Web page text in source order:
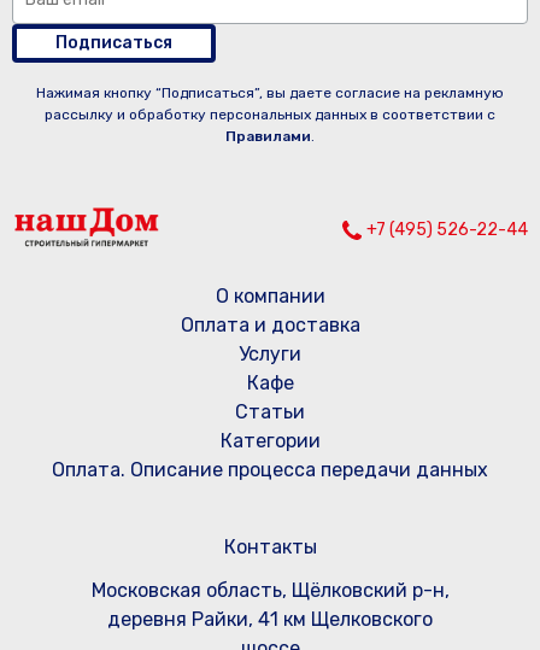
Подписаться
Нажимая кнопку “Подписаться”, вы даете согласие на рекламную
рассылку и обработку персональных данных в соответствии с
Правилами.
+7 (495) 526-22-44
О компании
Оплата и доставка
Услуги
Кафе
Статьи
Категории
Оплата. Описание процесса передачи данных
Контакты
Московская область, Щёлковский р-н,
деревня Райки, 41 км Щелковского